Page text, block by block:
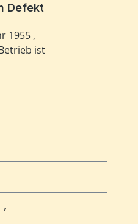
Defekt
1955 ,
ist